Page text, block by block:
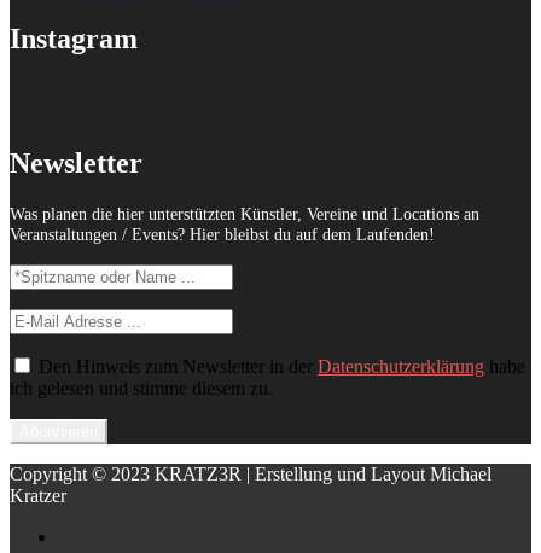
Instagram
Newsletter
Was planen die hier unterstützten Künstler, Vereine und Locations an
Veranstaltungen / Events? Hier bleibst du auf dem Laufenden!
Den Hinweis zum Newsletter in der Datenschutzerklärung habe
ich gelesen und stimme diesem zu.
Copyright © 2023 KRATZ3R | Erstellung und Layout Michael
Kratzer